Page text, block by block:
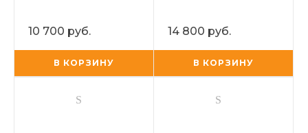
10 700 руб.
В КОРЗИНУ
14 800 руб.
В КОРЗИНУ